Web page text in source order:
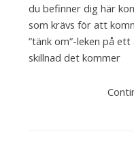
du befinner dig här
som krävs för att
”tänk om”-leken på
skillnad det kommer